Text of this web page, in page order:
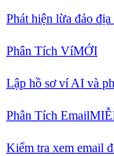
Phát hiện lừa đảo
Phân Tích VíMỚI
Lập hồ sơ ví AI và
Phân Tích Email
Kiểm tra xem email